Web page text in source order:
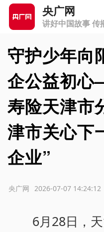
央广网
讲好中国故事 传
守护少年向
企公益初
寿险天津市
津市关心下
企业”
2026-07-07 14:24:12
央广网
6月28日，